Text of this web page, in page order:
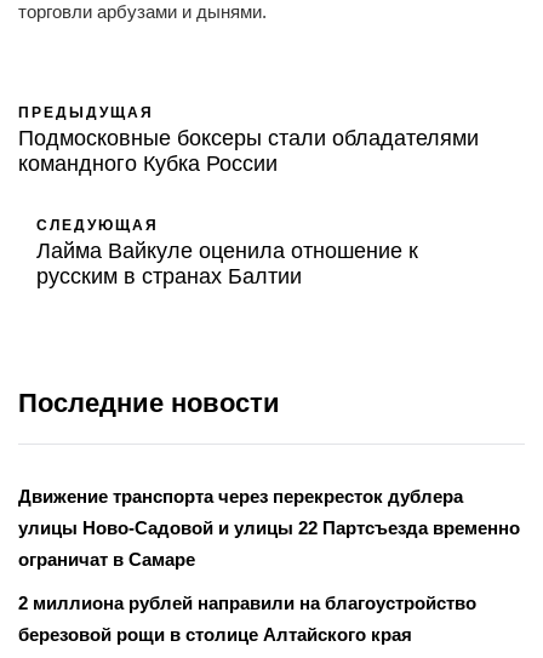
торговли арбузами и дынями.
ПРЕДЫДУЩАЯ
Подмосковные боксеры стали обладателями
командного Кубка России
СЛЕДУЮЩАЯ
Лайма Вайкуле оценила отношение к
русским в странах Балтии
Последние новости
Движение транспорта через перекресток дублера
улицы Ново-Садовой и улицы 22 Партсъезда временно
ограничат в Самаре
2 миллиона рублей направили на благоустройство
березовой рощи в столице Алтайского края